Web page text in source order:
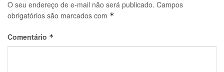
O seu endereço de e-mail não será publicado. Campos
obrigatórios são marcados com *
Comentário *